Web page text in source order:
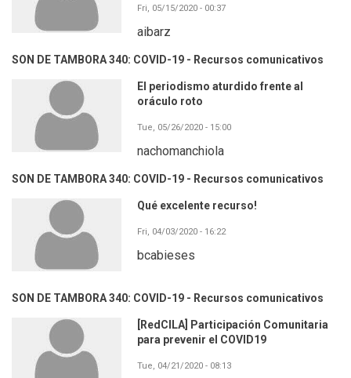
Fri, 05/15/2020 - 00:37
aibarz
SON DE TAMBORA 340: COVID-19 - Recursos comunicativos
El periodismo aturdido frente al
oráculo roto
Tue, 05/26/2020 - 15:00
nachomanchiola
SON DE TAMBORA 340: COVID-19 - Recursos comunicativos
Qué excelente recurso!
Fri, 04/03/2020 - 16:22
bcabieses
SON DE TAMBORA 340: COVID-19 - Recursos comunicativos
[RedCILA] Participación Comunitaria
para prevenir el COVID19
Tue, 04/21/2020 - 08:13